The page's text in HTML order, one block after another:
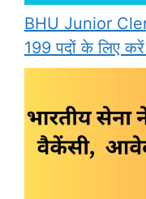
BHU Junior
199 पदों के लिए